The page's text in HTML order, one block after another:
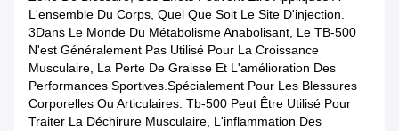
L'ensemble Du Corps, Quel Que Soit Le Site D'injection.
3Dans Le Monde Du Métabolisme Anabolisant, Le TB-500
N'est Généralement Pas Utilisé Pour La Croissance
Musculaire, La Perte De Graisse Et L'amélioration Des
Performances Sportives.spécialement Pour Les Blessures
Corporelles Ou Articulaires. Tb-500 Peut Être Utilisé Pour
Traiter La Déchirure Musculaire, L'inflammation Des